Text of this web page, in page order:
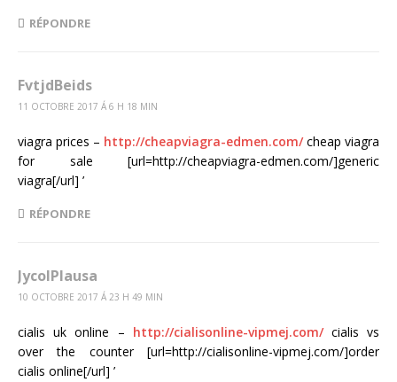
RÉPONDRE
FvtjdBeids
11 OCTOBRE 2017 Á 6 H 18 MIN
viagra prices – http://cheapviagra-edmen.com/cheap viagra
for sale [url=http://cheapviagra-edmen.com/]generic
viagra[/url] ’
RÉPONDRE
JycolPlausa
10 OCTOBRE 2017 Á 23 H 49 MIN
cialis uk online – http://cialisonline-vipmej.com/cialis vs
over the counter [url=http://cialisonline-vipmej.com/]order
cialis online[/url] ’